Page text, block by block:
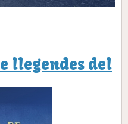
llegendes del